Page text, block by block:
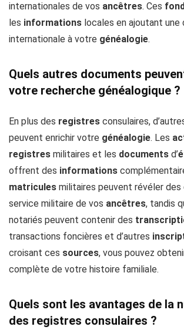
internationales de vos ancêtres. Ces
les informations locales en ajoutant une
internationale à votre généalogie.
Quels autres documents
votre recherche généalogique ?
En plus des registres consulaires,
peuvent enrichir votre généalogie. Les
registres militaires et les documents d’
offrent des informations
matricules militaires peuvent révéler des
service militaire de vos ancêtres, tandis
notariés peuvent contenir des
transactions foncières et d’autres
croisant ces sources, vous pouvez
complète de votre histoire familiale.
Quels sont les avantages de la
des registres consulaires ?